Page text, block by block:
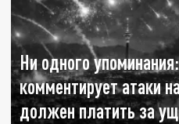
Ни одного
комментирует атаки
должен платить за